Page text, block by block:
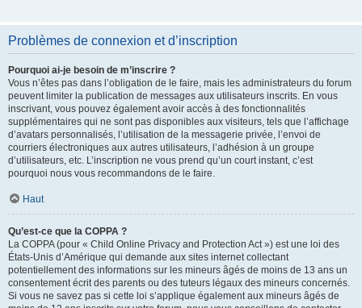
Problèmes de connexion et d’inscription
Pourquoi ai-je besoin de m’inscrire ?
Vous n’êtes pas dans l’obligation de le faire, mais les administrateurs du forum
peuvent limiter la publication de messages aux utilisateurs inscrits. En vous
inscrivant, vous pouvez également avoir accès à des fonctionnalités
supplémentaires qui ne sont pas disponibles aux visiteurs, tels que l’affichage
d’avatars personnalisés, l’utilisation de la messagerie privée, l’envoi de
courriers électroniques aux autres utilisateurs, l’adhésion à un groupe
d’utilisateurs, etc. L’inscription ne vous prend qu’un court instant, c’est
pourquoi nous vous recommandons de le faire.
Haut
Qu’est-ce que la COPPA ?
La COPPA (pour « Child Online Privacy and Protection Act ») est une loi des
États-Unis d’Amérique qui demande aux sites internet collectant
potentiellement des informations sur les mineurs âgés de moins de 13 ans un
consentement écrit des parents ou des tuteurs légaux des mineurs concernés.
Si vous ne savez pas si cette loi s’applique également aux mineurs âgés de